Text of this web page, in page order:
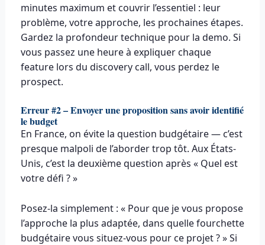
minutes maximum et couvrir l’essentiel : leur
problème, votre approche, les prochaines étapes.
Gardez la profondeur technique pour la demo. Si
vous passez une heure à expliquer chaque
feature lors du discovery call, vous perdez le
prospect.
Erreur #2 – Envoyer une proposition sans avoir identifié
le budget
En France, on évite la question budgétaire — c’est
presque malpoli de l’aborder trop tôt. Aux États-
Unis, c’est la deuxième question après « Quel est
votre défi ? »
Posez-la simplement : « Pour que je vous propose
l’approche la plus adaptée, dans quelle fourchette
budgétaire vous situez-vous pour ce projet ? » Si